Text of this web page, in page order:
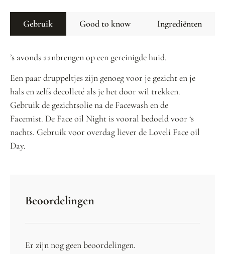
Gebruik Good to know Ingrediënten
’s avonds aanbrengen op een gereinigde huid.
Een paar druppeltjes zijn genoeg voor je gezicht en je
hals en zelfs decolleté als je het door wil trekken.
Gebruik de gezichtsolie na de Facewash en de
Facemist. De Face oil Night is vooral bedoeld voor ‘s
nachts. Gebruik voor overdag liever de Loveli Face oil
Day.
Beoordelingen
Er zijn nog geen beoordelingen.